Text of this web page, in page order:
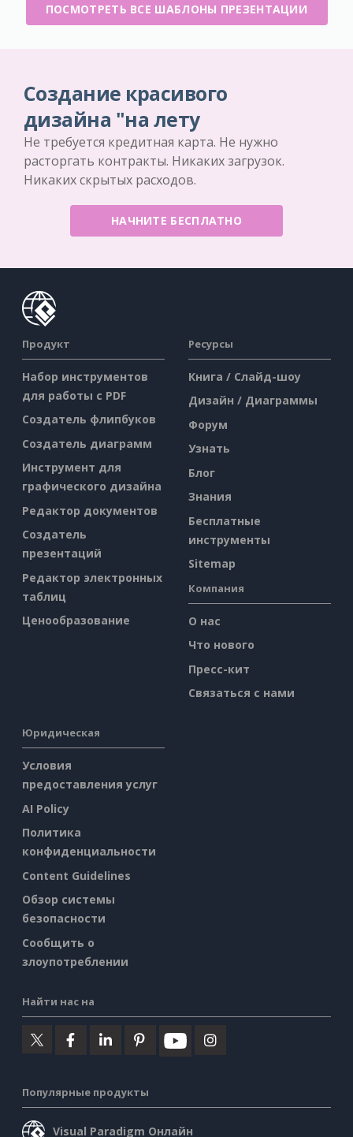
ПОСМОТРЕТЬ ВСЕ ШАБЛОНЫ ПРЕЗЕНТАЦИИ
Создание красивого
дизайна "на лету
Не требуется кредитная карта. Не нужно
расторгать контракты. Никаких загрузок.
Никаких скрытых расходов.
НАЧНИТЕ БЕСПЛАТНО
Продукт
Набор инструментов
для работы с PDF
Создатель флипбуков
Создатель диаграмм
Инструмент для
графического дизайна
Редактор документов
Создатель
презентаций
Редактор электронных
таблиц
Ценообразование
Ресурсы
Книга / Слайд-шоу
Дизайн / Диаграммы
Форум
Узнать
Блог
Знания
Бесплатные
инструменты
Sitemap
Компания
О нас
Что нового
Пресс-кит
Связаться с нами
Юридическая
Условия
предоставления услуг
AI Policy
Политика
конфиденциальности
Content Guidelines
Обзор системы
безопасности
Сообщить о
злоупотреблении
Найти нас на
Популярные продукты
Visual Paradigm Онлайн